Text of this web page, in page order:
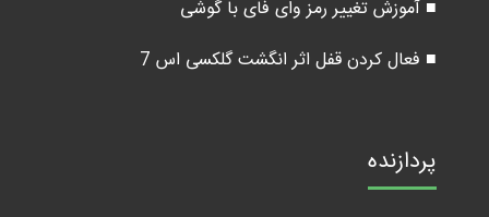
■ آموزش تغییر رمز وای فای با گوشی
■ فعال کردن قفل اثر انگشت گلکسی اس 7
پردازنده